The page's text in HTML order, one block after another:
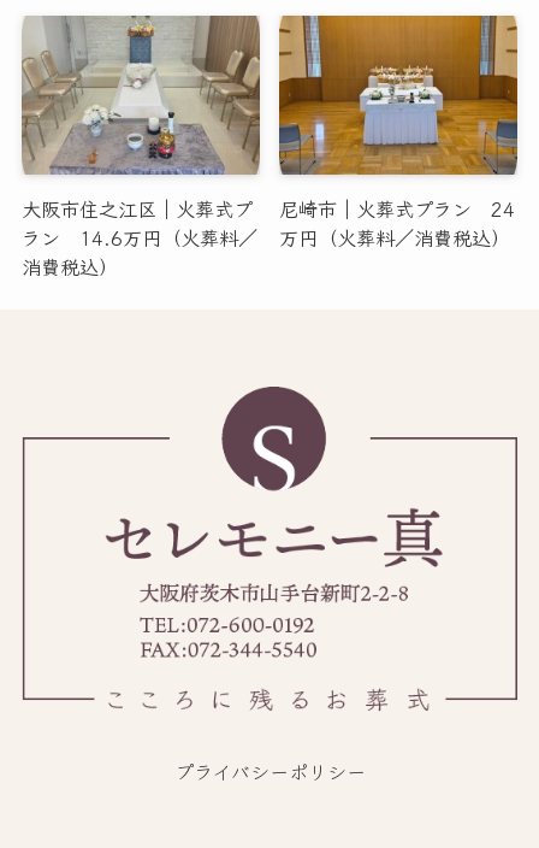
大阪市住之江区｜火葬式プ
ラン 14.6万円（火葬料／
消費税込）
尼崎市｜火葬式プラン 24
万円（火葬料／消費税込）
プライバシーポリシー